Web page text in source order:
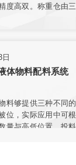
度高双。称重仓由
在网板上，且允许
体物料配料系统
料够提供三种不同
位，实际应用中可
量与高低位置。投